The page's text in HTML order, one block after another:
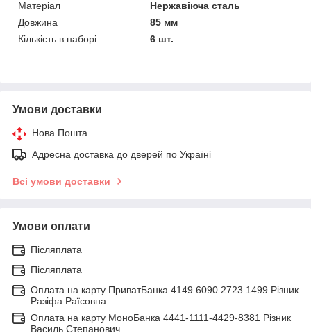
Матеріал
Нержавіюча сталь
Довжина
85 мм
Кількість в наборі
6 шт.
Умови доставки
Нова Пошта
Адресна доставка до дверей по Україні
Всі умови доставки
Умови оплати
Післяплата
Післяплата
Оплата на карту ПриватБанка 4149 6090 2723 1499 Різник
Разіфа Раїсовна
Оплата на карту МоноБанка 4441-1111-4429-8381 Різник
Василь Степанович